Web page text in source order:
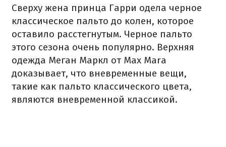
Сверху жена принца Гарри одела черное
классическое пальто до колен, которое
оставило расстегнутым. Черное пальто
этого сезона очень популярно. Верхняя
одежда Меган Маркл от Max Mara
доказывает, что вневременные вещи,
такие как пальто классического цвета,
являются вневременной классикой.